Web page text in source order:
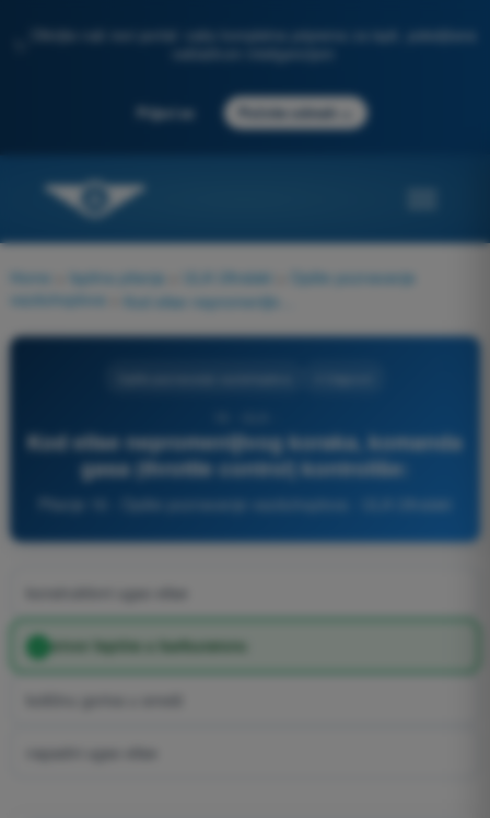
Otkrijte naš novi portal: vaša kompletna priprema za ispit, poboljšana
Prijavi se Počnite odmah
Home Ispitna pitanja ULA Ultralaki
Opšte poznavanje
vazduhoplova
Kod elise nepromenljivog koraka, komanda
gasa (throttle control) kontroliše:
otvor leptira u karburatoru